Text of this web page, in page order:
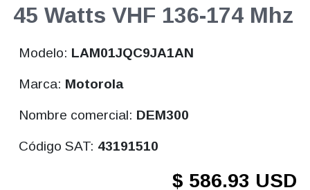
45 Watts VHF 136-174 Mhz
Modelo: LAM01JQC9JA1AN
Marca: Motorola
Nombre comercial: DEM300
Código SAT: 43191510
$ 586.93 USD